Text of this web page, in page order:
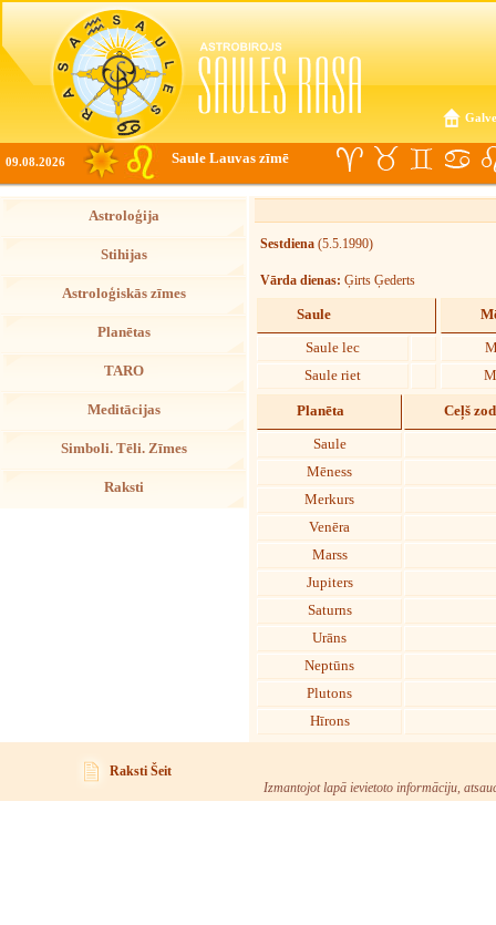
09.08.2026 Saule Lauvas zīmē
Astroloģija
Stihijas
Astroloģiskās zīmes
Planētas
TARO
Meditācijas
Simboli. Tēli. Zīmes
Raksti
Sestdiena (5.5.1990)
Vārda dienas: Ģirts Ģederts
Saule
Saule lec
Saule riet
Planēta Ceļš
Saule
Mēness
Merkurs
Venēra
Marss
Jupiters
Saturns
Urāns
Neptūns
Plutons
Hīrons
Raksti Šeit
Izmantojot lapā ievietoto informāciju,